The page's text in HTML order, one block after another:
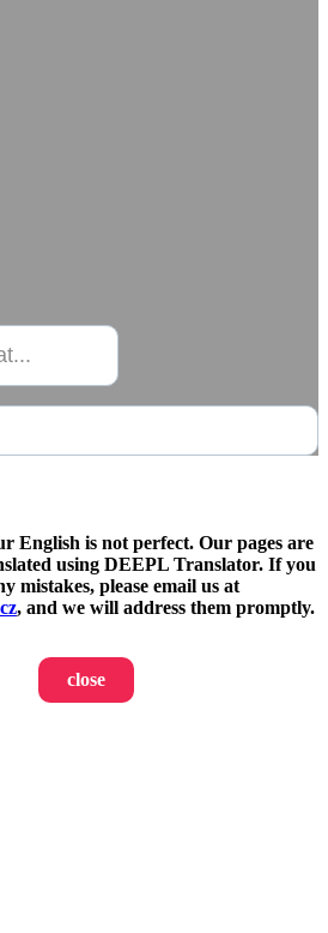
English is not perfect. Our pages are
using DEEPL Translator. If you
mistakes, please email us at
, and we will address them promptly.
close